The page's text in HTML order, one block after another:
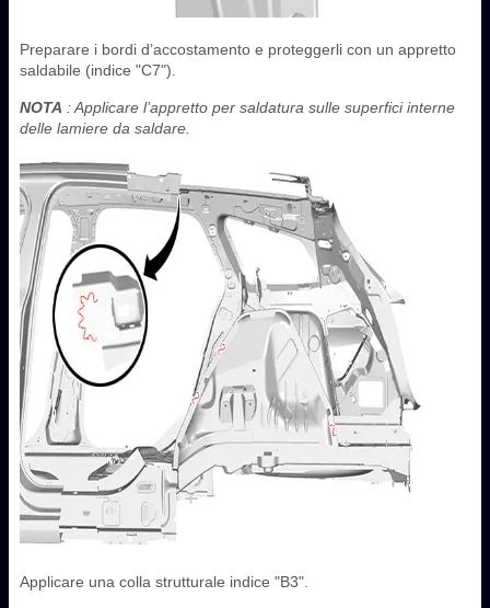
Preparare i bordi d’accostamento e proteggerli con un appretto
saldabile (indice "C7").
NOTA : Applicare l’appretto per saldatura sulle superfici interne
delle lamiere da saldare.
Applicare una colla strutturale indice "B3".